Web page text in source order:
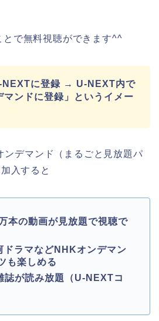
とで無料視聴ができます^^
NEXTに登録 → U-NEXT内で
マンドに登録」というイメー
デマンド（まるごと見放題パ
入すると
本の動画が見放題で視聴で
ドラマなどNHKオンデマン
も楽しめる
誌が読み放題（U-NEXTコ